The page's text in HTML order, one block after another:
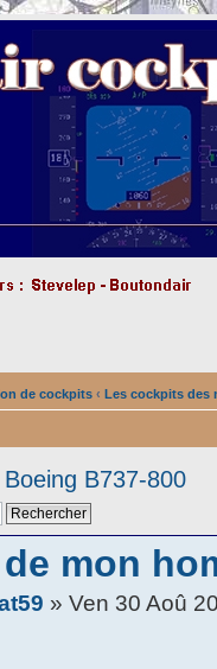
de cockpits ‹ Les cockpits des
B737-800
mon
» Ven 30 Aoû